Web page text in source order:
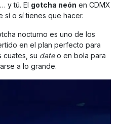
y tú. El gotcha neón en CDMX
sí o sí tienes que hacer.
nocturno es uno de los
en el plan perfecto para
cuates, su dateo en bola para
a lo grande.